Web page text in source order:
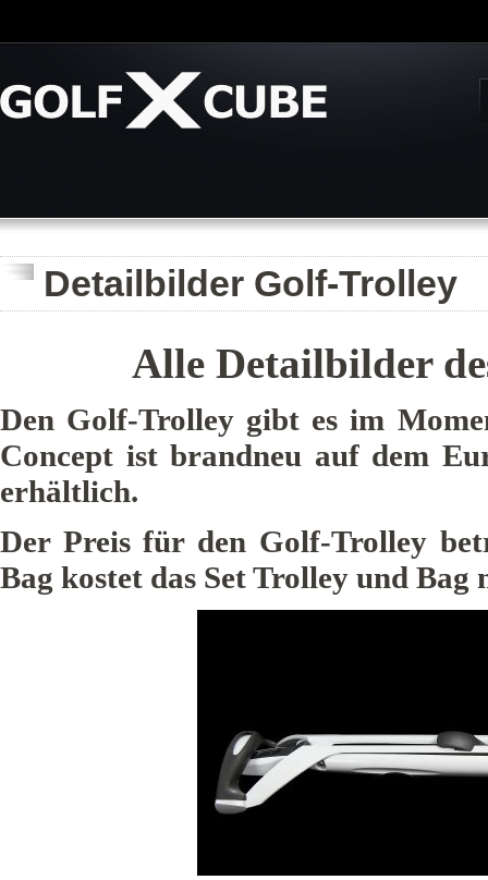
Detailbilder Golf-Trolley
Alle Detailbilder
Den Golf-Trolley gibt es im
Concept ist brandneu auf dem
erhältlich.
Der Preis für den Golf-Trolley
Bag kostet das Set Trolley und